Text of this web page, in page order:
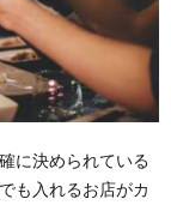
に決められている
も入れるお店がカ